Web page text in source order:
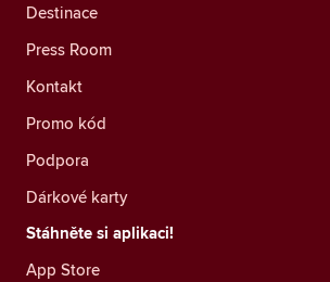
Destinace
Press Room
Kontakt
Promo kód
Podpora
Dárkové karty
Stáhněte si aplikaci!
App Store